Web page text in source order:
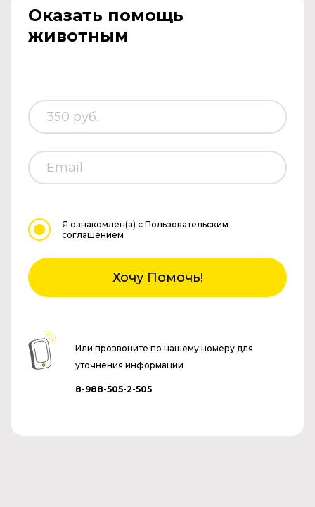
Оказать помощь
животным
Я ознакомлен(а) с Пользовательским
соглашением
Хочу Помочь!
Или прозвоните по нашему номеру для
уточнения информации
8-988-505-2-505